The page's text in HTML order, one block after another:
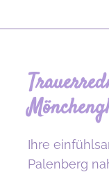
Ihre
Palenberg